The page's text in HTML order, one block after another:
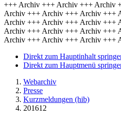
+++ Archiv +++ Archiv +++ Archiv
Archiv +++ Archiv +++ Archiv +++
Archiv +++ Archiv +++ Archiv +++
Archiv +++ Archiv +++ Archiv +++
Archiv +++ Archiv +++ Archiv +++
Direkt zum Hauptinhalt
Direkt zum Hauptmenü
Webarchiv
Presse
Kurzmeldungen (hib)
201612